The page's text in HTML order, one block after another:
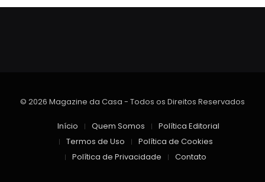
© 2026 Magazine da Casa - Todos os Direitos Reservados
Início Quem Somos
Política Editorial
Termos de Uso
Política de Cookies
Política de Privacidade
Contato